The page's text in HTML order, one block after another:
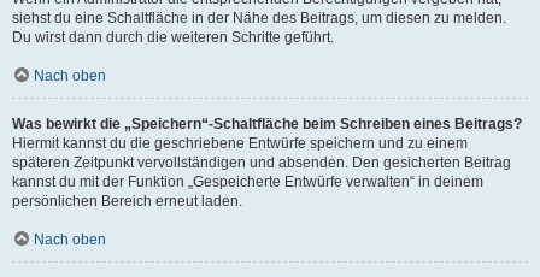
siehst du eine Schaltfläche in der Nähe des Beitrags, um diesen zu melden.
Du wirst dann durch die weiteren Schritte geführt.
Nach oben
Was bewirkt die „Speichern“-Schaltfläche beim Schreiben eines Beitrags?
Hiermit kannst du die geschriebene Entwürfe speichern und zu einem
späteren Zeitpunkt vervollständigen und absenden. Den gesicherten Beitrag
kannst du mit der Funktion „Gespeicherte Entwürfe verwalten“ in deinem
persönlichen Bereich erneut laden.
Nach oben